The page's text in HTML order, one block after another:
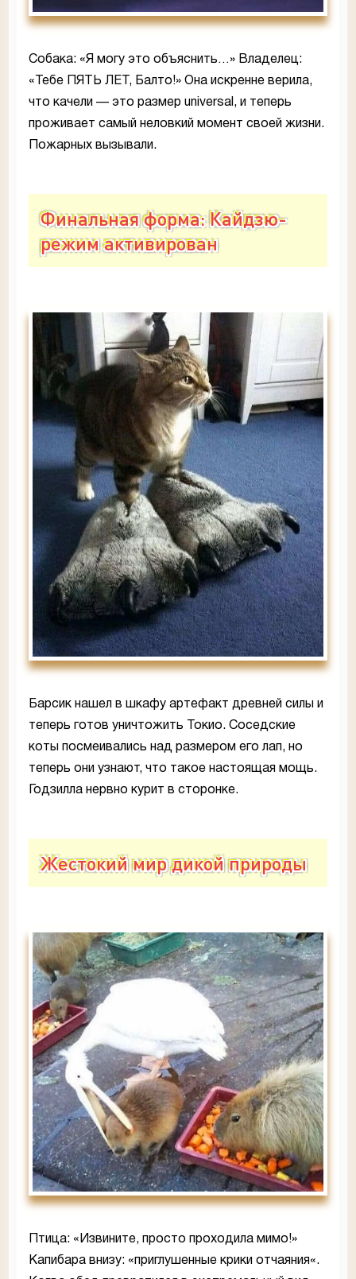
Собака: «Я могу это объяснить…» Владелец:
«Тебе ПЯТЬ ЛЕТ, Балто!» Она искренне верила,
что качели — это размер universal, и теперь
проживает самый неловкий момент своей жизни.
Пожарных вызывали.
Финальная форма: Кайдзю-
режим активирован
Барсик нашел в шкафу артефакт древней силы и
теперь готов уничтожить Токио. Соседские
коты посмеивались над размером его лап, но
теперь они узнают, что такое настоящая мощь.
Годзилла нервно курит в сторонке.
Жестокий мир дикой природы
Птица: «Извините, просто проходила мимо!»
Капибара внизу: «приглушенные крики отчаяния«.